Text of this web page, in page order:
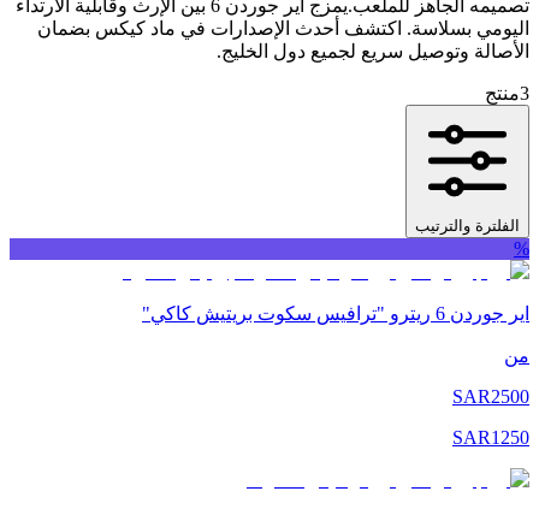
تصميمه الجاهز للملعب.يمزج اير جوردن 6 بين الإرث وقابلية الارتداء
اليومي بسلاسة. اكتشف أحدث الإصدارات في ماد كيكس بضمان
الأصالة وتوصيل سريع لجميع دول الخليج.
3منتج
الفلترة والترتيب
%
اير جوردن 6 ريترو "ترافيس سكوت بريتيش كاكي"
من
SAR2500
SAR1250